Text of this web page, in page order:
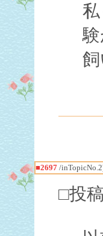
験
■2697/
□投